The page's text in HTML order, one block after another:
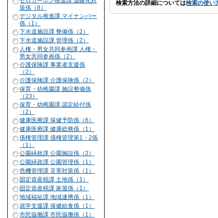
策係（8）
デジタル推進課 マイナンバー
係（1）
下水道施設課 整備係（2）
下水道施設課 管理係（2）
人権・男女共同参画課 人権・
男女共同参画係（2）
介護保険課 事業者支援係
（2）
介護保険課 介護保険係（2）
保育・幼稚園課 施設整備係
（23）
保育・幼稚園課 認定給付係
（2）
健康医療課 保健予防係（6）
健康医療課 健康総務係（1）
債権管理課 債権管理第1・2係
（1）
公園緑政課 公園施設係（2）
公園緑政課 公園管理係（1）
危機管理課 災害対策係（1）
固定資産税課 土地係（1）
固定資産税課 家屋係（1）
地域福祉課 地域連携係（1）
就学支援課 保健給食係（1）
市民協働課 市民協働係（1）
検索方法の詳細については検索の使い